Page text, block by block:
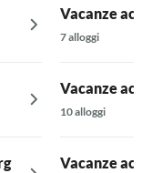
Vacanze
7 alloggi
Vacanze
10 alloggi
Vacanze